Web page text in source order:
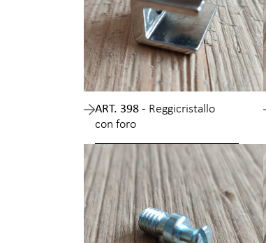
ART. 398 - Reggicristallo
con foro